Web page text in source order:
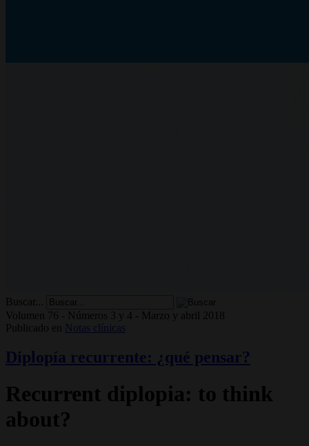
Buscar...
Volumen 76 - Números 3 y 4 - Marzo y abril 2018
Publicado en
Notas clínicas
Diplopía recurrente: ¿qué pensar?
Recurrent diplopia: to think
about?